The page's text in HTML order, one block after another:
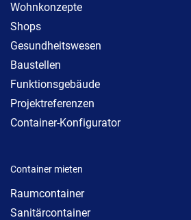
Wohnkonzepte
Shops
Gesundheitswesen
Baustellen
Funktionsgebäude
Projektreferenzen
Container-Konfigurator
Container mieten
Raumcontainer
Sanitärcontainer